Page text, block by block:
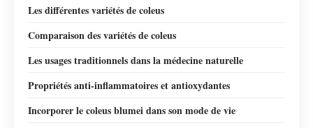
Les différentes variétés de coleus
Comparaison des variétés de coleus
Les usages traditionnels dans la médecine naturelle
Propriétés anti-inflammatoires et antioxydantes
Incorporer le coleus blumei dans son mode de vie